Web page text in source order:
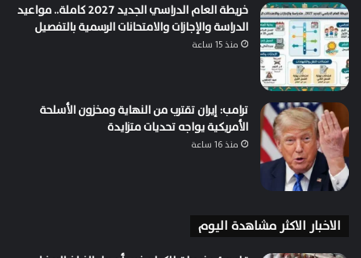
خريطة العام الدراسي الجديد 2027 كاملة.. مواعيد
الدراسة والإجازات والامتحانات الرسمية بالتفصيل
منذ 15 ساعة
ترامب: إيران تقترب من النهاية ومخزون الأسلحة
الأمريكية يواجه تحديات متزايدة
منذ 16 ساعة
الاخبار الاكثر مشاهدة اليوم